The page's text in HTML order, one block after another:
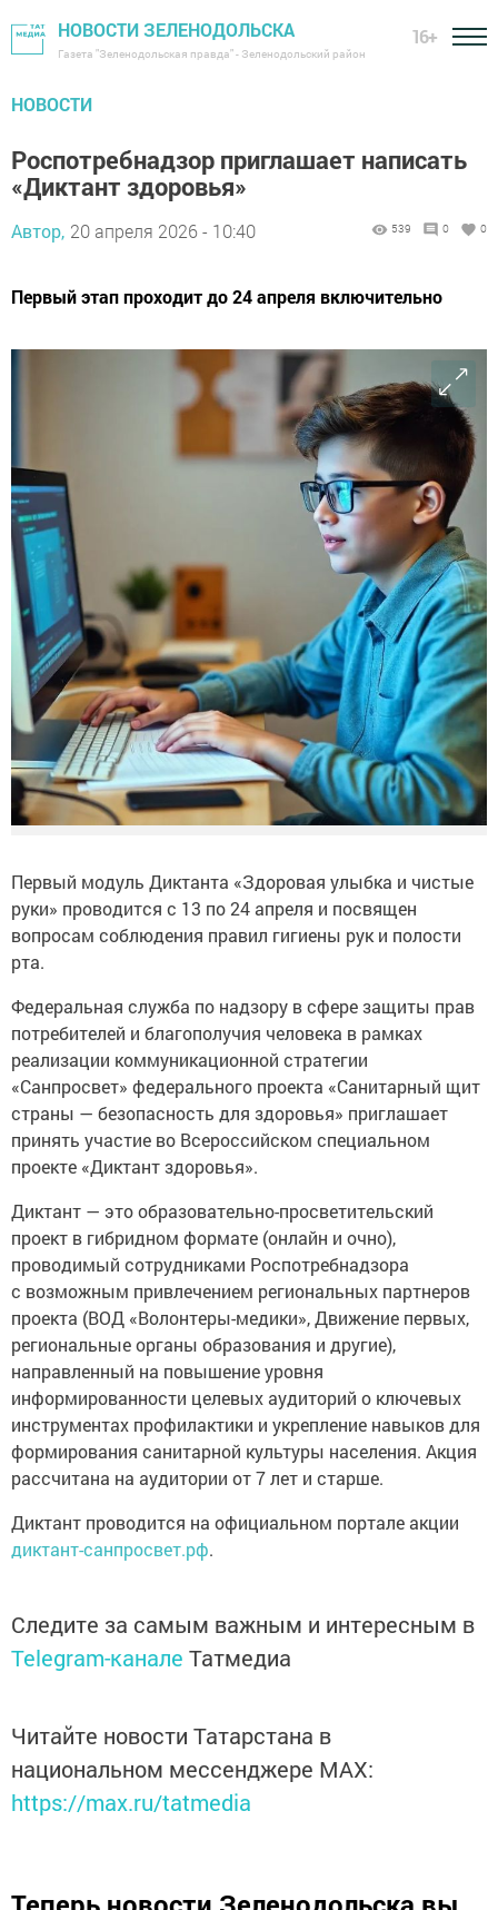
НОВОСТИ ЗЕЛЕНОДОЛЬСКА
Газета "Зеленодольская правда" - Зеленодольский район
16+
НОВОСТИ
Роспотребнадзор приглашает написать
«Диктант здоровья»
Автор, 20 апреля 2026 - 10:40 539 0 0
Первый этап проходит до 24 апреля включительно
Первый модуль Диктанта «Здоровая улыбка и чистые
руки» проводится с 13 по 24 апреля и посвящен
вопросам соблюдения правил гигиены рук и полости
рта.
Федеральная служба по надзору в сфере защиты прав
потребителей и благополучия человека в рамках
реализации коммуникационной стратегии
«Санпросвет» федерального проекта «Санитарный щит
страны — безопасность для здоровья» приглашает
принять участие во Всероссийском специальном
проекте «Диктант здоровья».
Диктант — это образовательно-просветительский
проект в гибридном формате (онлайн и очно),
проводимый сотрудниками Роспотребнадзора
с возможным привлечением региональных партнеров
проекта (ВОД «Волонтеры-медики», Движение первых,
региональные органы образования и другие),
направленный на повышение уровня
информированности целевых аудиторий о ключевых
инструментах профилактики и укрепление навыков для
формирования санитарной культуры населения. Акция
рассчитана на аудитории от 7 лет и старше.
Диктант проводится на официальном портале акции
диктант-санпросвет.рф.
Следите за самым важным и интересным в
Telegram-канале Татмедиа
Читайте новости Татарстана в
национальном мессенджере MАХ:
https://max.ru/tatmedia